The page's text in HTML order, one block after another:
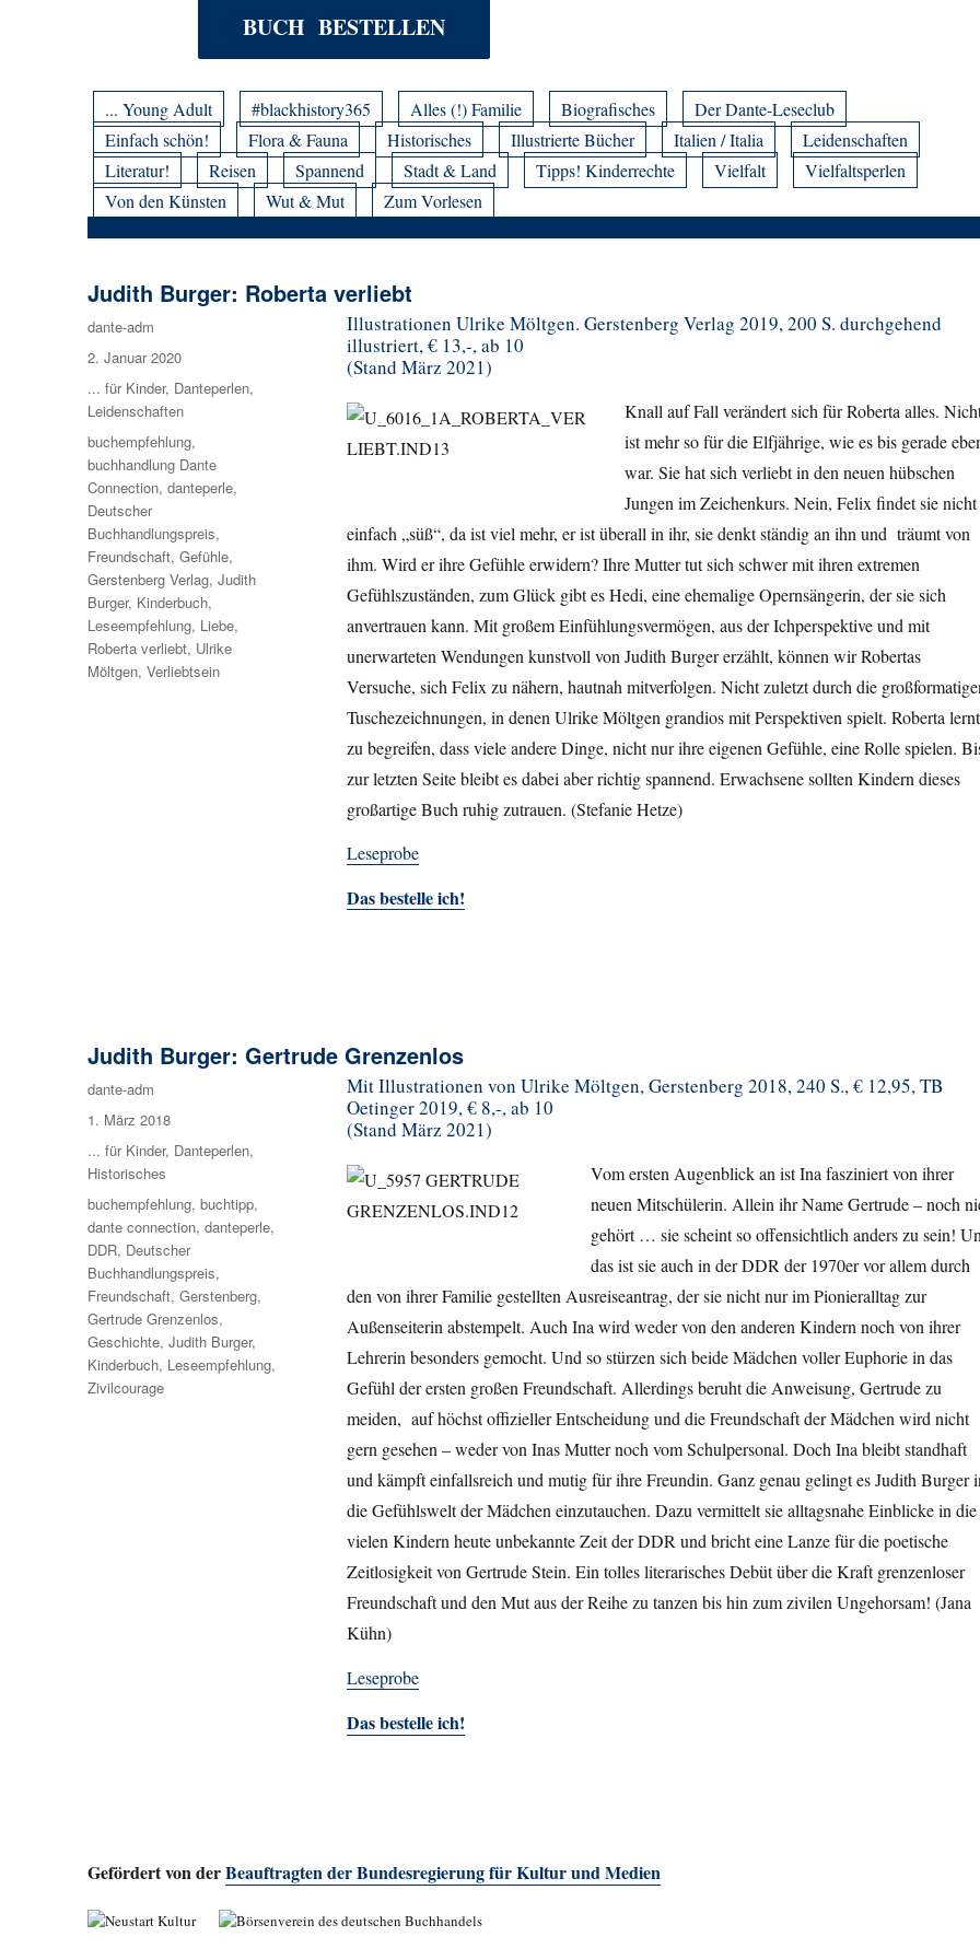
BUCH BESTELLEN
... Young Adult #blackhistory365 Alles (!) Familie Biografisches
Der Dante-Leseclub
Einfach schön!
Flora & Fauna Historisches Illustrierte Bücher Italien / Italia
Leidenschaften
Literatur!
Reisen Spannend Stadt & Land Tipps! Kinderrechte Vielfalt
Vielfaltsperlen
Von den Künsten
Wut & Mut Zum Vorlesen
Judith Burger: Roberta verliebt
Illustrationen Ulrike Möltgen. Gerstenberg Verlag 2019, 200 S. durchgehend
illustriert, € 13,-, ab 10
(Stand März 2021)
Knall auf Fall verändert sich für Roberta alles.
ist mehr so für die Elfjährige, wie es bis gerade
war. Sie hat sich verliebt in den neuen hübschen
Jungen im Zeichenkurs. Nein, Felix findet sie nicht
einfach „süß“, da ist viel mehr, er ist überall in ihr, sie denkt ständig an ihn und träumt von
ihm. Wird er ihre Gefühle erwidern? Ihre Mutter tut sich schwer mit ihren extremen
Gefühlszuständen, zum Glück gibt es Hedi, eine ehemalige Opernsängerin, der sie sich
anvertrauen kann. Mit großem Einfühlungsvermögen, aus der Ichperspektive und mit
unerwarteten Wendungen kunstvoll von Judith Burger erzählt, können wir Robertas
Versuche, sich Felix zu nähern, hautnah mitverfolgen. Nicht zuletzt durch die
Tuschezeichnungen, in denen Ulrike Möltgen grandios mit Perspektiven spielt. Roberta lernt
zu begreifen, dass viele andere Dinge, nicht nur ihre eigenen Gefühle, eine Rolle spielen.
zur letzten Seite bleibt es dabei aber richtig spannend. Erwachsene sollten Kindern dieses
großartige Buch ruhig zutrauen. (Stefanie Hetze)
Leseprobe
Das bestelle ich!
Autor
dante-adm
Veröffentlicht
am
2. Januar 2020
Kategorien
... für Kinder, Danteperlen,
Leidenschaften
Schlagwörter
buchempfehlung,
buchhandlung Dante
Connection,danteperle,
Deutscher
Buchhandlungspreis,
Freundschaft,Gefühle,
Gerstenberg Verlag,Judith
Burger, Kinderbuch,
Leseempfehlung, Liebe,
Roberta verliebt, Ulrike
Möltgen,Verliebtsein
Judith Burger: Gertrude Grenzenlos
Mit Illustrationen von Ulrike Möltgen, Gerstenberg 2018, 240 S., € 12,95, TB
Oetinger 2019, € 8,-, ab 10
(Stand März 2021)
Vom ersten Augenblick an ist Ina fasziniert von ihrer
neuen Mitschülerin. Allein ihr Name Gertrude – noch
gehört … sie scheint so offensichtlich anders zu sein!
das ist sie auch in der DDR der 1970er vor allem durch
den von ihrer Familie gestellten Ausreiseantrag, der sie nicht nur im Pionieralltag zur
Außenseiterin abstempelt. Auch Ina wird weder von den anderen Kindern noch von ihrer
Lehrerin besonders gemocht. Und so stürzen sich beide Mädchen voller Euphorie in das
Gefühl der ersten großen Freundschaft. Allerdings beruht die Anweisung, Gertrude zu
meiden, auf höchst offizieller Entscheidung und die Freundschaft der Mädchen wird nicht
gern gesehen – weder von Inas Mutter noch vom Schulpersonal. Doch Ina bleibt standhaft
und kämpft einfallsreich und mutig für ihre Freundin. Ganz genau gelingt es Judith Burger
die Gefühlswelt der Mädchen einzutauchen. Dazu vermittelt sie alltagsnahe Einblicke in die
vielen Kindern heute unbekannte Zeit der DDR und bricht eine Lanze für die poetische
Zeitlosigkeit von Gertrude Stein. Ein tolles literarisches Debüt über die Kraft grenzenloser
Freundschaft und den Mut aus der Reihe zu tanzen bis hin zum zivilen Ungehorsam! (Jana
Kühn)
Leseprobe
Das bestelle ich!
Autor
dante-adm
Veröffentlicht
am
1. März 2018
Kategorien
... für Kinder, Danteperlen,
Historisches
Schlagwörter
buchempfehlung,buchtipp,
dante connection,danteperle,
DDR, Deutscher
Buchhandlungspreis,
Freundschaft,Gerstenberg,
Gertrude Grenzenlos,
Geschichte,Judith Burger,
Kinderbuch, Leseempfehlung,
Zivilcourage
Gefördert von derBeauftragten der Bundesregierung für Kultur und Medien